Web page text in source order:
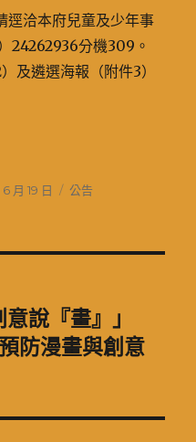
逕洽本府兒童及少年事
24262936分機309。
及遴選海報（附件3）
月 19 日
分
公告
說『畫』」
防漫畫與創意